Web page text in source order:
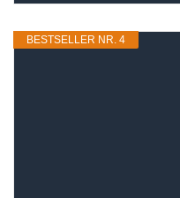
BESTSELLER NR. 4